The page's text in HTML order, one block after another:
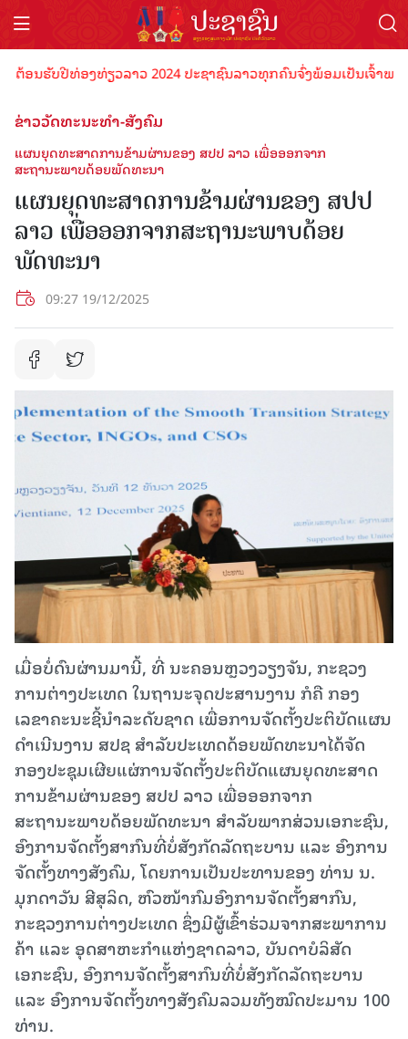
ບປີທ່ອງທ່ຽວລາວ 2024 ປະຊາຊົນລາວທຸກຄົນຈົ່ງພ້ອມເປັນເຈົ້າພາບທີ່
ຂ່າວວັດທະນະທຳ-ສັງຄົມ
ແຜນຍຸດທະສາດການຂ້າມຜ່ານຂອງ ສປປ ລາວ ເພື່ອອອກຈາກ
ສະຖານະພາບດ້ອຍພັດທະນາ
ແຜນຍຸດທະສາດການຂ້າມຜ່ານຂອງ ສປປ
ລາວ ເພື່ອອອກຈາກສະຖານະພາບດ້ອຍ
ພັດທະນາ
09:27 19/12/2025
ເມື່ອບໍ່ດົນຜ່ານມານີ້, ທີ່ ນະຄອນຫຼວງວຽງຈັນ, ກະຊວງ
ການຕ່າງປະເທດ ໃນຖານະຈຸດປະສານງານ ກໍຄື ກອງ
ເລຂາຄະນະຊີ້ນໍາລະດັບຊາດ ເພື່ອການຈັດຕັ້ງປະຕິບັດແຜນ
ດໍາເນີນງານ ສປຊ ສໍາລັບປະເທດດ້ອຍພັດທະນາໄດ້ຈັດ
ກອງປະຊຸມເຜີຍແຜ່ການຈັດຕັ້ງປະຕິບັດແຜນຍຸດທະສາດ
ການຂ້າມຜ່ານຂອງ ສປປ ລາວ ເພື່ອອອກຈາກ
ສະຖານະພາບດ້ອຍພັດທະນາ ສຳລັບພາກສ່ວນເອກະຊົນ,
ອົງການຈັດຕັ້ງສາກົນທີ່ບໍ່ສັງກັດລັດຖະບານ ແລະ ອົງການ
ຈັດຕັ້ງທາງສັງຄົມ, ໂດຍການເປັນປະທານຂອງ ທ່ານ ນ.
ມຸກດາວັນ ສີສຸລິດ, ຫົວໜ້າກົມອົງການຈັດຕັ້ງສາກົນ,
ກະຊວງການຕ່າງປະເທດ ຊຶ່ງມີຜູ້ເຂົ້າຮ່ວມຈາກສະພາການ
ຄ້າ ແລະ ອຸດສາຫະກໍາແຫ່ງຊາດລາວ, ບັນດາບໍລິສັດ
ເອກະຊົນ, ອົງການຈັດຕັ້ງສາກົນທີ່ບໍ່ສັງກັດລັດຖະບານ
ແລະ ອົງການຈັດຕັ້ງທາງສັງຄົມລວມທັງໝົດປະມານ 100
ທ່ານ.